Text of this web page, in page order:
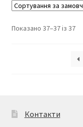
Показано 37–37 із 37
Контакти